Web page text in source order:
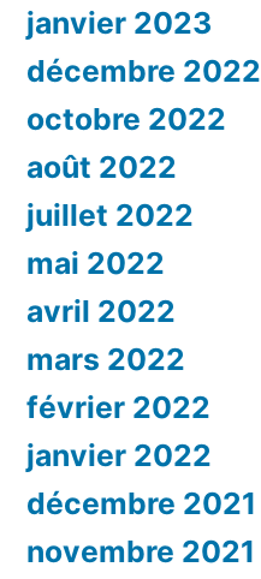
janvier 2023
décembre 2022
octobre 2022
août 2022
juillet 2022
mai 2022
avril 2022
mars 2022
février 2022
janvier 2022
décembre 2021
novembre 2021